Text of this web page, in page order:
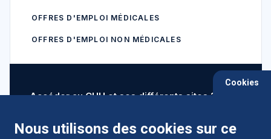
OFFRES D'EMPLOI MÉDICALES
OFFRES D'EMPLOI NON MÉDICALES
Accéder au CHU et ses différents sites ?
Cookies
Nous utilisons des cookies sur ce